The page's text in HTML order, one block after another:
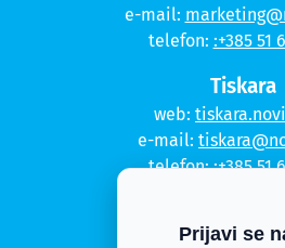
e-mail:
telefon: :+385 51
Tiskara
web:
e-mail:
telefon::+385 51
Prijavi se